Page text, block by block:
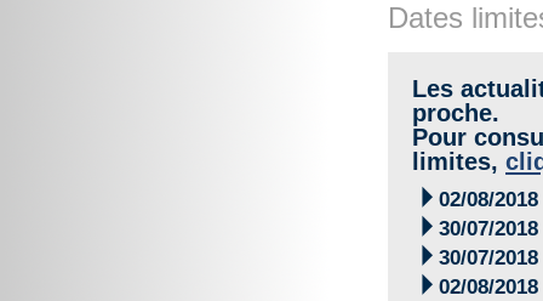
Dates
Les
proche.
Pour
limites,
 02/08/2018
 30/07/2018
 30/07/2018
 02/08/2018